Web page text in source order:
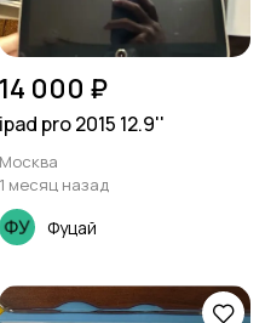
14 000 ₽
ipad pro 2015 12.9''
Москва
1 месяц назад
Фуцай